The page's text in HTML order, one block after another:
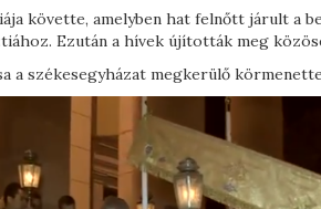
követte, amelyben hat felnőtt járult a
Ezután a hívek újították meg
a székesegyházat megkerülő